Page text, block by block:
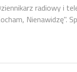
radiowy i
Nienawidzę".